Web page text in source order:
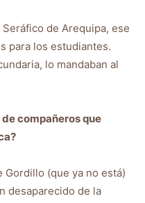
de Arequipa, ese
para los estudiantes.
lo mandaban al
compañeros que
Gordillo (que ya no está)
desaparecido de la